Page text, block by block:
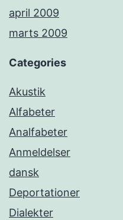
april 2009
marts 2009
Categories
Akustik
Alfabeter
Analfabeter
Anmeldelser
dansk
Deportationer
Dialekter